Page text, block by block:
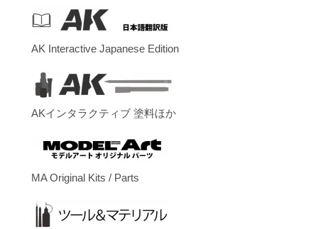
AK Interactive Japanese Edition
AKインタラクティブ 塗料ほか
MA Original Kits / Parts